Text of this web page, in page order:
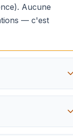
Aucune
— c'est